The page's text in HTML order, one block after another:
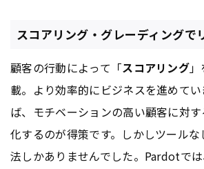
スコアリング・グレーディングで
顧客の行動によって「スコアリング
載。より効率的にビジネスを進めて
ば、モチベーションの高い顧客に対
化するのが得策です。しかしツール
法しかありませんでした。Pardotで